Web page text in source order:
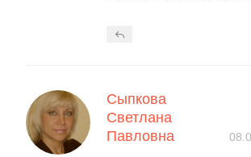
Сыпкова
Светлана
Павловна